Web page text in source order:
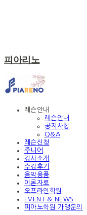
피아리노
레슨안내
레슨안내
공지사항
Q&A
레슨신청
주니어
강사소개
수강후기
음악용품
이론자료
오프라인학원
EVENT & NEWS
피아노학원 가맹문의